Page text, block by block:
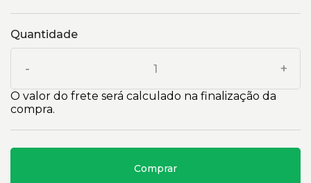
Quantidade
- +
O valor do frete será calculado na finalização da
compra.
Comprar